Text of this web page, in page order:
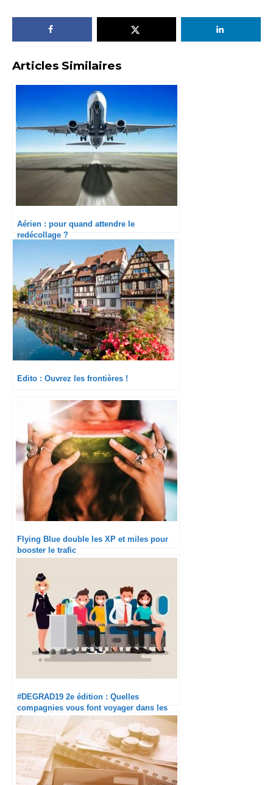
Articles Similaires
Aérien : pour quand attendre le
redécollage ?
Edito : Ouvrez les frontières !
Flying Blue double les XP et miles pour
booster le trafic
#DEGRAD19 2e édition : Quelles
compagnies vous font voyager dans les
meilleures conditions cet été ?